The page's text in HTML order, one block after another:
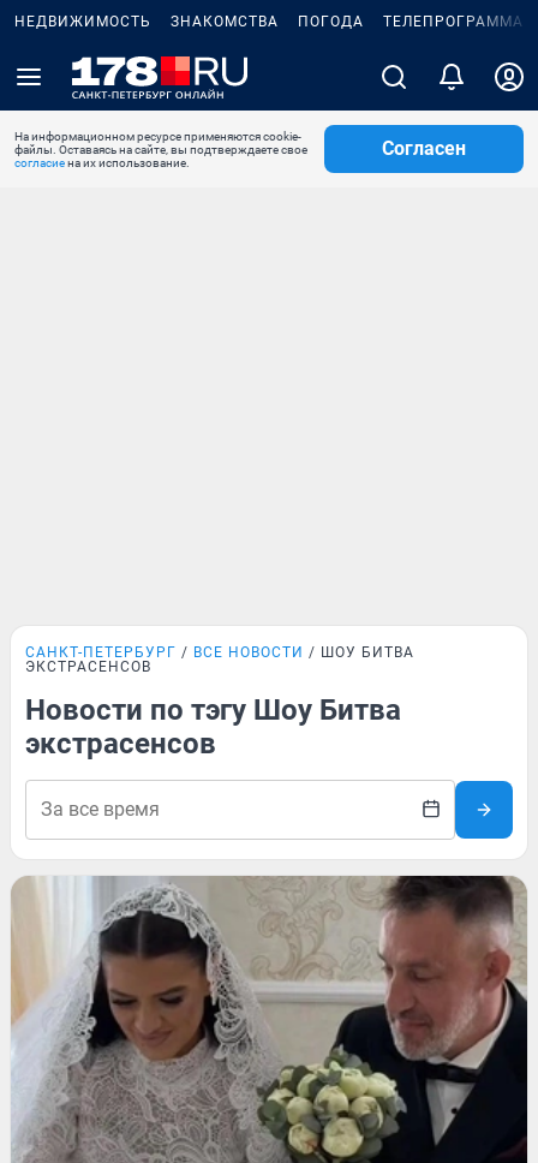
НЕДВИЖИМОСТЬ ЗНАКОМСТВА ПОГОДА ТЕЛЕПРОГРАММА
На информационном ресурсе применяются cookie-
файлы. Оставаясь на сайте, вы подтверждаете свое
согласиена их использование.
Согласен
САНКТ-ПЕТЕРБУРГ ВСЕ НОВОСТИ
ШОУ БИТВА
ЭКСТРАСЕНСОВ
Новости по тэгу Шоу Битва
экстрасенсов